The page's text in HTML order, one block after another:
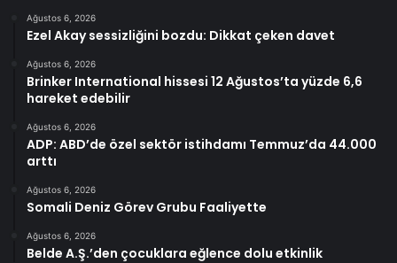
Ağustos 6, 2026
Ezel Akay sessizliğini bozdu: Dikkat çeken davet
Ağustos 6, 2026
Brinker International hissesi 12 Ağustos’ta yüzde 6,6
hareket edebilir
Ağustos 6, 2026
ADP: ABD’de özel sektör istihdamı Temmuz’da 44.000
arttı
Ağustos 6, 2026
Somali Deniz Görev Grubu Faaliyette
Ağustos 6, 2026
Belde A.Ş.’den çocuklara eğlence dolu etkinlik